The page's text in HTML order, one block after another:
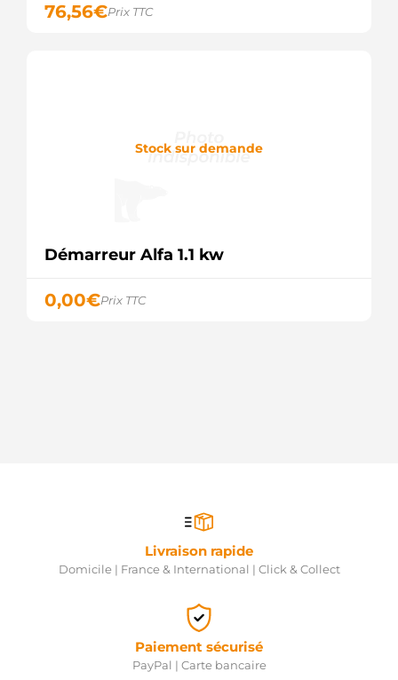
76,56€Prix TTC
Stock sur demande
Démarreur Alfa 1.1 kw
0,00€Prix TTC
Livraison rapide
Domicile | France & International | Click & Collect
Paiement sécurisé
PayPal | Carte bancaire